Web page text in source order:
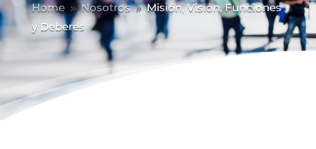
Home 9 Nosotros 9 Misión, Visión, Funciones
y Deberes